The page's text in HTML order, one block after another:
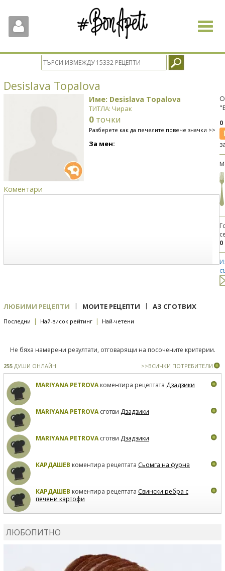
Toggle
Desislava Topalova
Име: Desislava Topalova
ТИТЛА: Чирак
0 точки
Разберете как да печелите повече значки >>
За мен:
Коментари
0
ЛЮБИМИ РЕЦЕПТИ | МОИТЕ РЕЦЕПТИ | АЗ СГОТВИХ
Последни | Най-висок рейтинг | Най-четени
Не бяха намерени резултати, отговарящи на посочените критерии.
255 ДУШИ ОНЛАЙН >>ВСИЧКИ ПОТРЕБИТЕЛИ
MARIYANA PETROVAкоментира рецептата Дзадзики
MARIYANA PETROVAсготви Дзадзики
MARIYANA PETROVAсготви Дзадзики
КАРДАШЕВ коментира рецептата Сьомга на фурна
КАРДАШЕВ коментира рецептата Свински ребра с
печени картофи
ЛЮБОПИТНО